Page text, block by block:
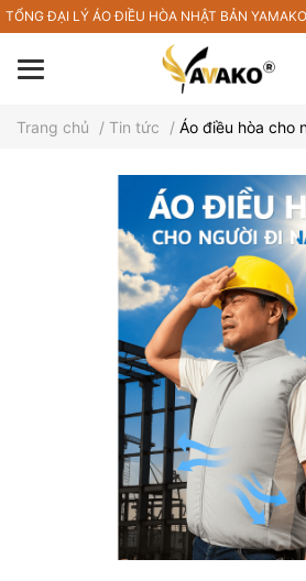
TỔNG ĐẠI LÝ ÁO ĐIỀU HÒA NHẬT BẢN
Trang chủ / Tin tức / Áo điều hòa cho